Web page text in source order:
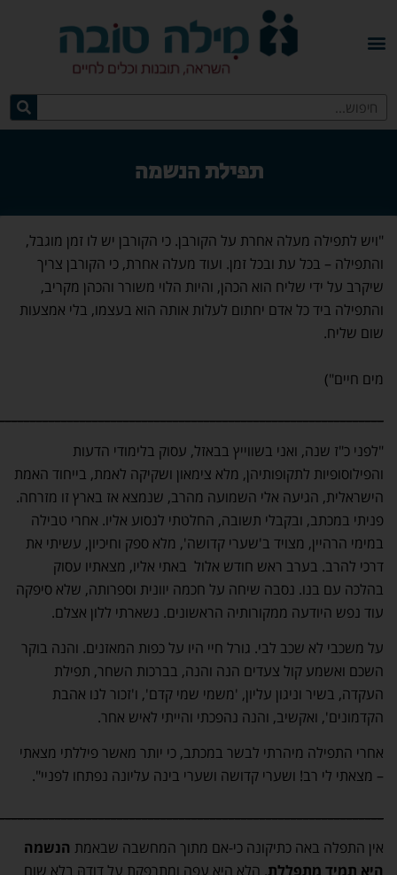
תפילת הנשמה
"ויש לתפילה מעלה אחרת על הקורבן. כי הקורבן יש לו זמן מוגבל,
והתפילה – בכל עת ובכל זמן. ועוד מעלה אחרת, כי הקורבן צריך
שיקרב על ידי שליח הוא הכהן, והיות הלוי משורר והכהן מקריב,
והתפילה ביד כל אדם יחתום לעלות אותה הוא בעצמו, בלי אמצעות
שום שליח.
מים חיים")
"לפני כ"ז שנה, ואני בשווייץ בבאזל, עסוק בלימודי הדעות
והפילוסופיות לתקופותיהן, מלא צימאון ושקיקה לאמת, בייחוד האמת
הישראלית, הגיעה אלי השמועה מהרב, שנמצא אז בארץ זו מזרחה.
פניתי במכתב, ובקבלי תשובה, החלטתי לנסוע אליו. אחרי טבילה
במימי הרהיין, מצויד ב'שערי קדושה', מלא ספק וחיכיון, עשיתי את
דרכי להרב. בערב ראש חודש אלול באתי אליו, מצאתיו עסוק
בהלכה עם בנו. נסבה שיחה על חכמה יוונית וספרותה, שלא סיפקה
עוד נפש היודעה ממקורותיה הראשונים. נשארתי ללון אצלם.
על משכבי לא שכב לבי. גורל חיי היו על כפות המאזנים. והנה בוקר
השכם ואשמע קול צעדים הנה והנה, בברכות השחר, תפילת
העקדה, בשיר וניגון עליון, 'משמי שמי קדם', ו'זכור לנו אהבת
הקדמונים', ואקשיב, והנה נהפכתי והייתי לאיש אחר.
אחרי התפילה מיהרתי לבשר במכתב, כי יותר מאשר פיללתי מצאתי
– מצאתי לי רב! ושערי קדושה ושערי בינה עליונה נפתחו לפניי".
אין התפלה באה כתיקונה כי-אם מתוך המחשבה שבאמת הנשמה
היא תמיד מתפללת. הלא היא עפה ומתרפקת על דודהּ בלא שום